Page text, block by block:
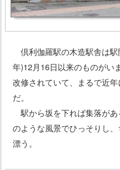
倶利伽羅駅の木造駅舎は
年)12月16日以来のものがい
改修されていて、まるで近
だ。
駅から坂を下れば集落が
のような風景でひっそりし
漂う。